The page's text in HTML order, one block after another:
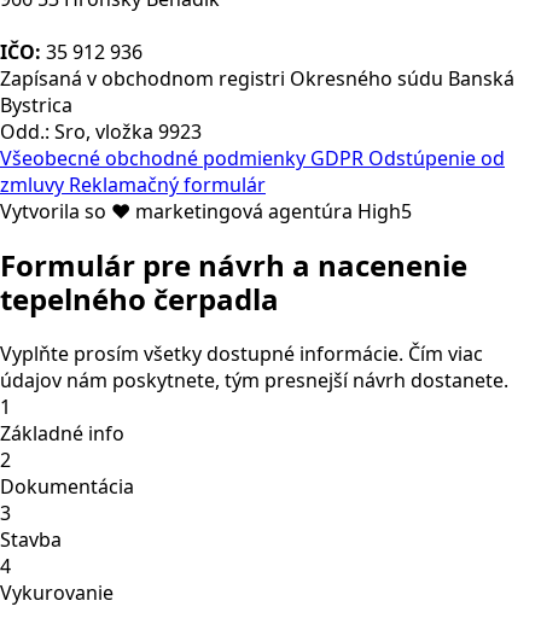
IČO: 35 912 936
Zapísaná v obchodnom registri Okresného súdu Banská
Bystrica
Odd.: Sro, vložka 9923
Všeobecné obchodné podmienky GDPR Odstúpenie od
zmluvy Reklamačný formulár
Vytvorila so ❤ marketingová agentúra High5
Formulár pre návrh a nacenenie
tepelného čerpadla
Vyplňte prosím všetky dostupné informácie. Čím viac
údajov nám poskytnete, tým presnejší návrh dostanete.
1
Základné info
2
Dokumentácia
3
Stavba
4
Vykurovanie